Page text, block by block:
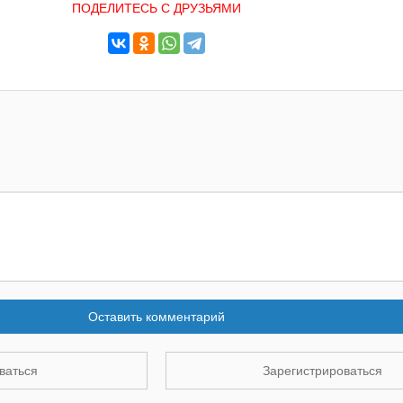
ПОДЕЛИТЕСЬ С ДРУЗЬЯМИ
Оставить комментарий
Зарегистрироваться